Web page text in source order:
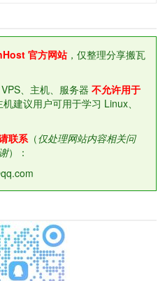
官方网站，仅整理分享搬瓦
、主机、服务器 不允许用于
建议用户可用于学习 Linux、
联系 （仅处理网站内容相关问
）：